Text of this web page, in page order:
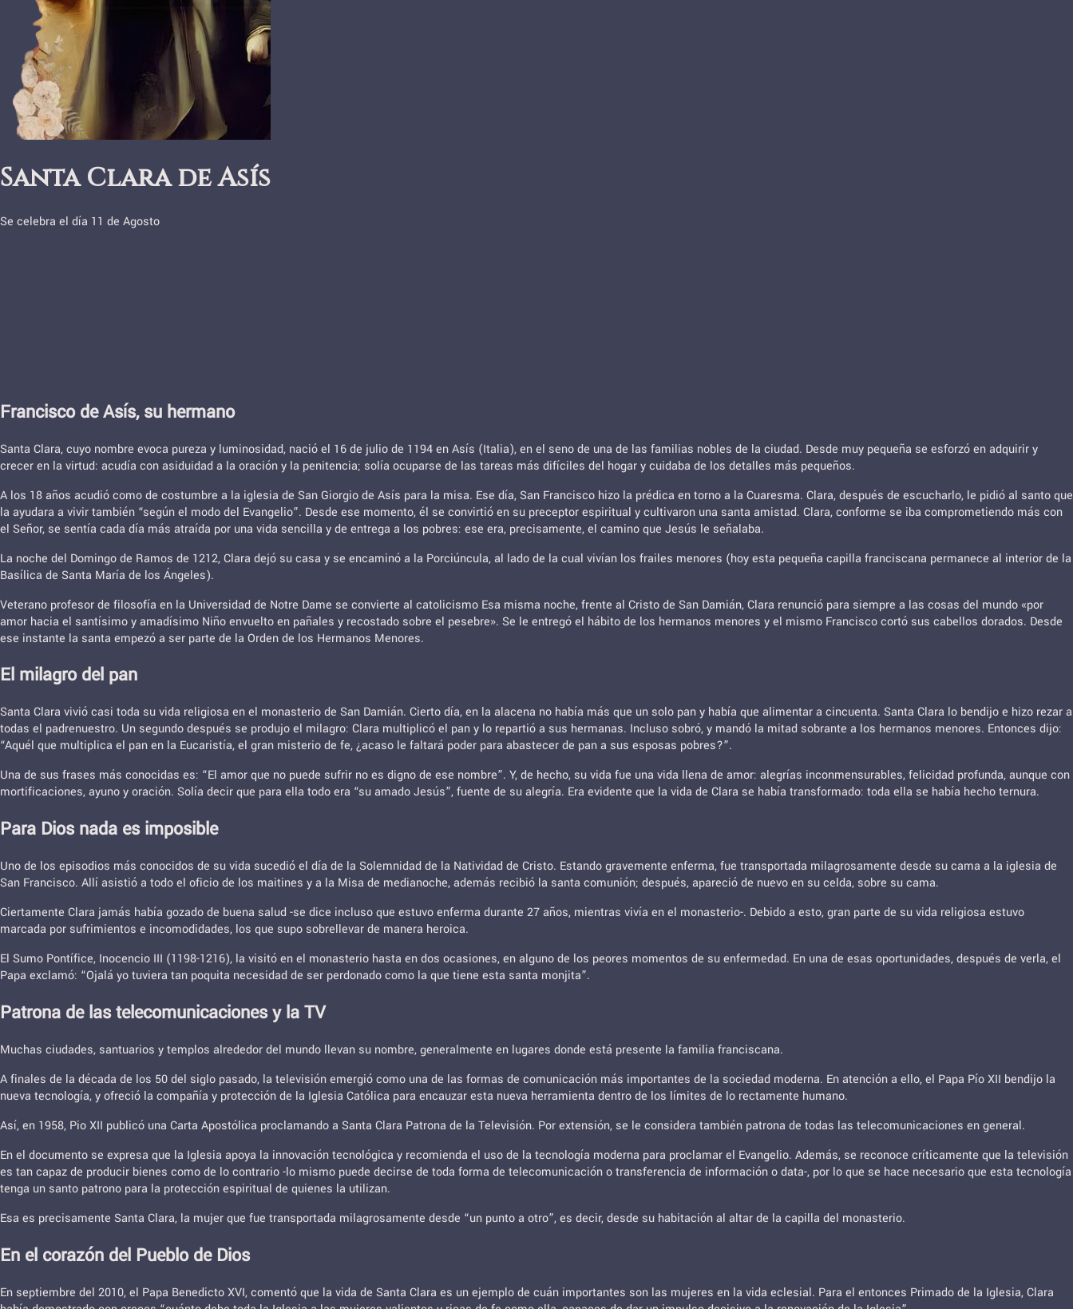
Santa Clara de Asís
Se celebra el día 11 de Agosto
Francisco de Asís, su hermano
Santa Clara, cuyo nombre evoca pureza y luminosidad, nació el 16 de julio de 1194 en Asís (Italia), en el seno de una de las familias nobles de la ciudad. Desde muy pequeña se esforzó en adquirir y
crecer en la virtud: acudía con asiduidad a la oración y la penitencia; solía ocuparse de las tareas más difíciles del hogar y cuidaba de los detalles más pequeños.
A los 18 años acudió como de costumbre a la iglesia de San Giorgio de Asís para la misa. Ese día, San Francisco hizo la prédica en torno a la Cuaresma. Clara, después de escucharlo, le pidió al santo que
la ayudara a vivir también “según el modo del Evangelio”. Desde ese momento, él se convirtió en su preceptor espiritual y cultivaron una santa amistad. Clara, conforme se iba comprometiendo más con
el Señor, se sentía cada día más atraída por una vida sencilla y de entrega a los pobres: ese era, precisamente, el camino que Jesús le señalaba.
La noche del Domingo de Ramos de 1212, Clara dejó su casa y se encaminó a la Porciúncula, al lado de la cual vivían los frailes menores (hoy esta pequeña capilla franciscana permanece al interior de la
Basílica de Santa María de los Ángeles).
Veterano profesor de filosofía en la Universidad de Notre Dame se convierte al catolicismo Esa misma noche, frente al Cristo de San Damián, Clara renunció para siempre a las cosas del mundo «por
amor hacia el santísimo y amadísimo Niño envuelto en pañales y recostado sobre el pesebre». Se le entregó el hábito de los hermanos menores y el mismo Francisco cortó sus cabellos dorados. Desde
ese instante la santa empezó a ser parte de la Orden de los Hermanos Menores.
El milagro del pan
Santa Clara vivió casi toda su vida religiosa en el monasterio de San Damián. Cierto día, en la alacena no había más que un solo pan y había que alimentar a cincuenta. Santa Clara lo bendijo e hizo rezar a
todas el padrenuestro. Un segundo después se produjo el milagro: Clara multiplicó el pan y lo repartió a sus hermanas. Incluso sobró, y mandó la mitad sobrante a los hermanos menores. Entonces dijo:
“Aquél que multiplica el pan en la Eucaristía, el gran misterio de fe, ¿acaso le faltará poder para abastecer de pan a sus esposas pobres?”.
Una de sus frases más conocidas es: “El amor que no puede sufrir no es digno de ese nombre”. Y, de hecho, su vida fue una vida llena de amor: alegrías inconmensurables, felicidad profunda, aunque con
mortificaciones, ayuno y oración. Solía decir que para ella todo era “su amado Jesús”, fuente de su alegría. Era evidente que la vida de Clara se había transformado: toda ella se había hecho ternura.
Para Dios nada es imposible
Uno de los episodios más conocidos de su vida sucedió el día de la Solemnidad de la Natividad de Cristo. Estando gravemente enferma, fue transportada milagrosamente desde su cama a la iglesia de
San Francisco. Allí asistió a todo el oficio de los maitines y a la Misa de medianoche, además recibió la santa comunión; después, apareció de nuevo en su celda, sobre su cama.
Ciertamente Clara jamás había gozado de buena salud -se dice incluso que estuvo enferma durante 27 años, mientras vivía en el monasterio-. Debido a esto, gran parte de su vida religiosa estuvo
marcada por sufrimientos e incomodidades, los que supo sobrellevar de manera heroica.
El Sumo Pontífice, Inocencio III (1198-1216), la visitó en el monasterio hasta en dos ocasiones, en alguno de los peores momentos de su enfermedad. En una de esas oportunidades, después de verla, el
Papa exclamó: “Ojalá yo tuviera tan poquita necesidad de ser perdonado como la que tiene esta santa monjita”.
Patrona de las telecomunicaciones y la TV
Muchas ciudades, santuarios y templos alrededor del mundo llevan su nombre, generalmente en lugares donde está presente la familia franciscana.
A finales de la década de los 50 del siglo pasado, la televisión emergió como una de las formas de comunicación más importantes de la sociedad moderna. En atención a ello, el Papa Pío XII bendijo la
nueva tecnología, y ofreció la compañía y protección de la Iglesia Católica para encauzar esta nueva herramienta dentro de los límites de lo rectamente humano.
Así, en 1958, Pio XII publicó una Carta Apostólica proclamando a Santa Clara Patrona de la Televisión. Por extensión, se le considera también patrona de todas las telecomunicaciones en general.
En el documento se expresa que la Iglesia apoya la innovación tecnológica y recomienda el uso de la tecnología moderna para proclamar el Evangelio. Además, se reconoce críticamente que la televisión
es tan capaz de producir bienes como de lo contrario -lo mismo puede decirse de toda forma de telecomunicación o transferencia de información o data-, por lo que se hace necesario que esta tecnología
tenga un santo patrono para la protección espiritual de quienes la utilizan.
Esa es precisamente Santa Clara, la mujer que fue transportada milagrosamente desde “un punto a otro”, es decir, desde su habitación al altar de la capilla del monasterio.
En el corazón del Pueblo de Dios
En septiembre del 2010, el Papa Benedicto XVI, comentó que la vida de Santa Clara es un ejemplo de cuán importantes son las mujeres en la vida eclesial. Para el entonces Primado de la Iglesia, Clara